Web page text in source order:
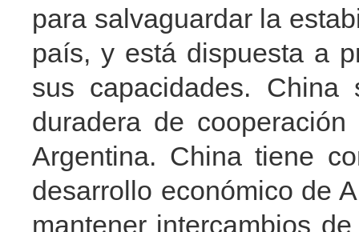
para salvaguardar la
país, y está dispuesta a
sus capacidades.
duradera de
Argentina. China tiene
desarrollo económico de
mantener intercambios